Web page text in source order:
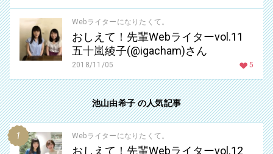
Webライターになりたくて。
おしえて！先輩Webライターvol.11
五十嵐綾子(@igacham)さん
2018/11/05 5
池山由希子 の人気記事
Webライターになりたくて。
おしえて！先輩Webライターvol.12